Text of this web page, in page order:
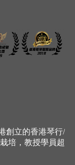
創立的香港琴行/
培，教授學員超